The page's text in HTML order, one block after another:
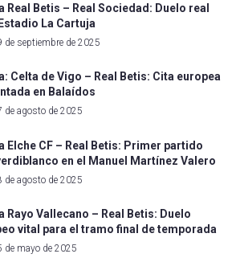
Real Betis – Real Sociedad: Duelo real
La Cartuja
de septiembre de 2025
Celta de Vigo – Real Betis: Cita europea
en Balaídos
de agosto de 2025
Elche CF – Real Betis: Primer partido
en el Manuel Martínez Valero
de agosto de 2025
Rayo Vallecano – Real Betis: Duelo
vital para el tramo final de temporada
de mayo de 2025